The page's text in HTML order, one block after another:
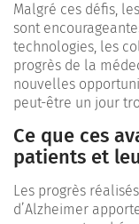
Malgré ces défis,
sont
technologies, les
progrès de la
nouvelles
peut-être un jour
Ce que ces
patients et
Les progrès
d’Alzheimer